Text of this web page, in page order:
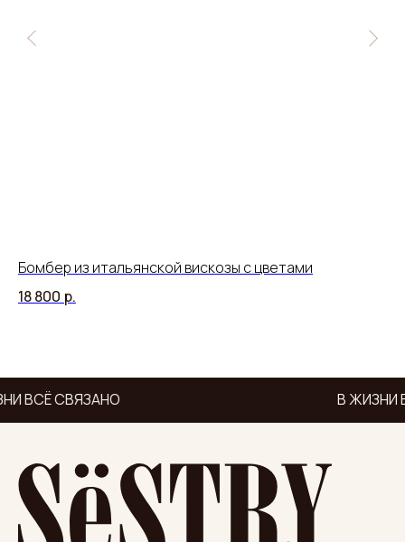
Бомбер из итальянской вискозы с цветами
18 800 р.
ВСЁ СВЯЗАНО В ЖИЗНИ